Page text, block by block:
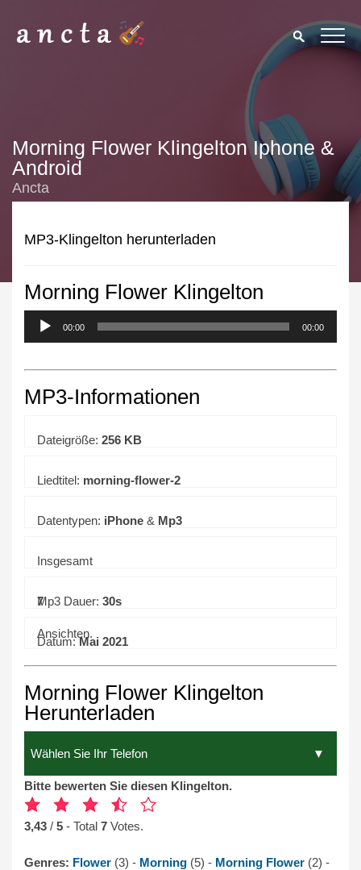
Morning Flower Klingelton Iphone &
Android
Ancta
MP3-Klingelton herunterladen
Morning Flower Klingelton
00:00 00:00
MP3-Informationen
Dateigröße: 256 KB
Liedtitel: morning-flower-2
Datentypen: iPhone & Mp3
Insgesamt
7
Ansichten.
Mp3 Dauer: 30s
Datum:Mai 2021
Morning Flower Klingelton
Herunterladen
Bitte bewerten Sie diesen Klingelton.
3,43 / 5 - Total 7 Votes.
Genres: Flower (3) - Morning (5) - Morning Flower (2) -
We use cookies to enhance your experience. By continuing to
visit this site you agree to our use of cookies.
Privacy Policy